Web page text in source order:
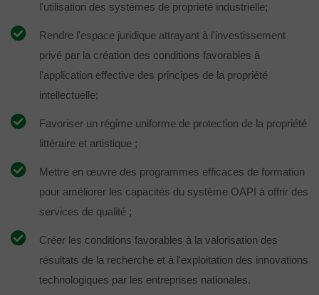
l'utilisation des systèmes de propriété industrielle;
Rendre l'espace juridique attrayant à l'investissement
privé par la création des conditions favorables à
l'application effective des principes de la propriété
intellectuelle;
Favoriser un régime uniforme de protection de la propriété
littéraire et artistique ;
Mettre en œuvre des programmes efficaces de formation
pour améliorer les capacités du système OAPI à offrir des
services de qualité ;
Créer les conditions favorables à la valorisation des
résultats de la recherche et à l'exploitation des innovations
technologiques par les entreprises nationales.